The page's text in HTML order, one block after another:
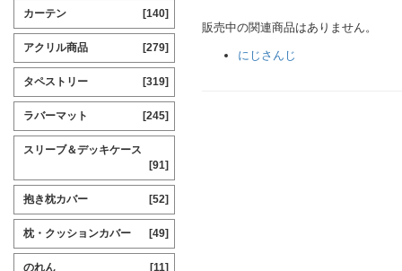
販売中の関連商品はありません。
にじさんじ
カーテン [140]
アクリル商品 [279]
タペストリー [319]
ラバーマット [245]
スリーブ＆デッキケース
[91]
抱き枕カバー [52]
枕・クッションカバー [49]
のれん [11]